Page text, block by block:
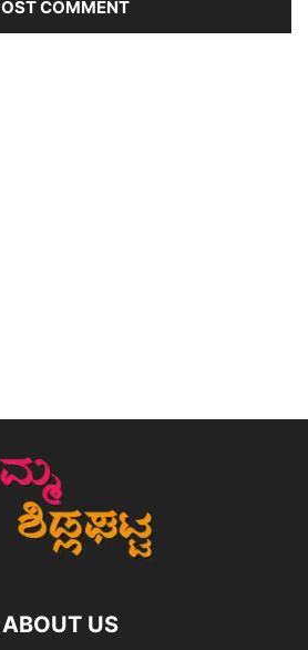
ABOUT US